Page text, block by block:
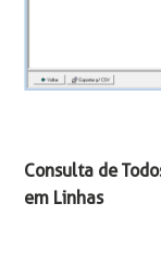
Consulta de
em Linhas